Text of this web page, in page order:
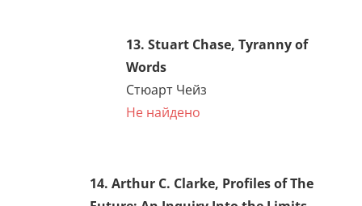
Madness Of Crowds
Джеймс Патрик Чаплин
Не найдено
12. Stuart Chase, The Proper